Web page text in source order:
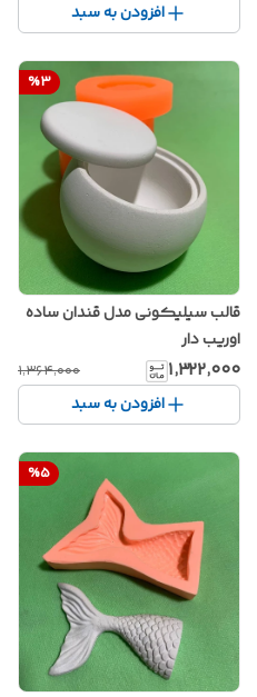
افزودن به سبد
%3
قالب سیلیکونی مدل قندان ساده
اوریب دار
۱٬۳۲۲٬۰۰۰ ۱٬۳۶۴٬۰۰۰
افزودن به سبد
%5